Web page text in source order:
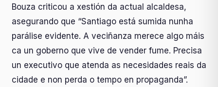
Bouza criticou a xestión da actual alcaldesa,
asegurando que “Santiago está sumida nunha
parálise evidente. A veciñanza merece algo máis
ca un goberno que vive de vender fume. Precisa
un executivo que atenda as necesidades reais da
cidade e non perda o tempo en propaganda”.